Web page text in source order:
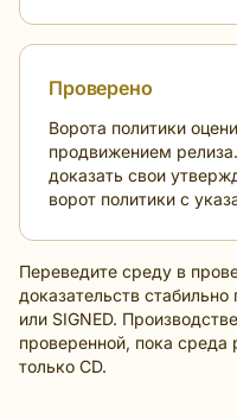
Проверено
Ворота политики
продвижением
доказать свои
ворот политики с
Переведите среду в
доказательств стабильно
или SIGNED.
проверенной, пока среда
только CD.